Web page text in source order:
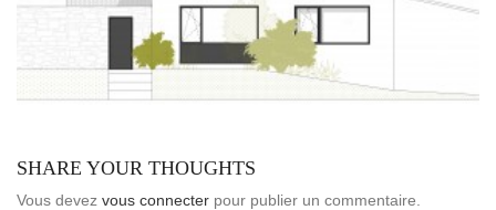
SHARE YOUR THOUGHTS
Vous devez vous connecter pour publier un commentaire.